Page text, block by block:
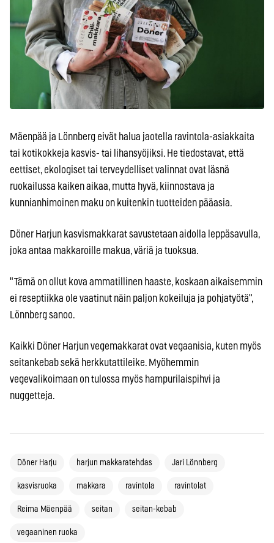
Mäenpää ja Lönnberg eivät halua jaotella ravintola-asiakkaita
tai kotikokkeja kasvis- tai lihansyöjiksi. He tiedostavat, että
eettiset, ekologiset tai terveydelliset valinnat ovat läsnä
ruokailussa kaiken aikaa, mutta hyvä, kiinnostava ja
kunnianhimoinen maku on kuitenkin tuotteiden pääasia.
Döner Harjun kasvismakkarat savustetaan aidolla leppäsavulla,
joka antaa makkaroille makua, väriä ja tuoksua.
"Tämä on ollut kova ammatillinen haaste, koskaan aikaisemmin
ei reseptiikka ole vaatinut näin paljon kokeiluja ja pohjatyötä",
Lönnberg sanoo.
Kaikki Döner Harjun vegemakkarat ovat vegaanisia, kuten myös
seitankebab sekä herkkutattileike. Myöhemmin
vegevalikoimaan on tulossa myös hampurilaispihvi ja
nuggetteja.
Döner Harju harjun makkaratehdas Jari Lönnberg
kasvisruoka makkara ravintola ravintolat
Reima Mäenpää seitan seitan-kebab
vegaaninen ruoka